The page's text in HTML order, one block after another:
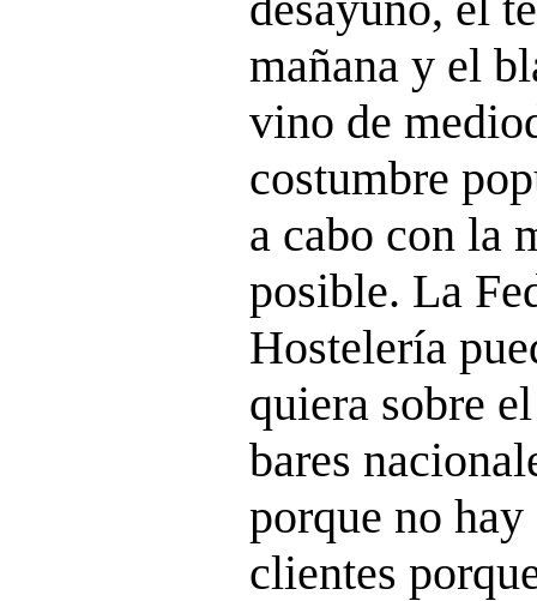
mañana y el
vino de
costumbre
a cabo con la
posible. La
Hostelería
quiera sobre
bares
porque no
clientes